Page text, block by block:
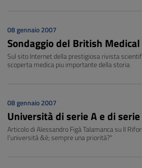
08 gennaio 2007
Sondaggio del British
Sul sito Internet della prestigiosa rivista
scoperta medica piu importante della storia
08 gennaio 2007
Università di serie A e di serie
Articolo di Alessandro Figà Talamanca su Il
l’università &è; sempre una priorità?"